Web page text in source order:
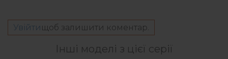
Увійти щоб залишити коментар.
Інші моделі з цієї серії
запитом органів державної влади.
Додаткова інформація щодо Персональних